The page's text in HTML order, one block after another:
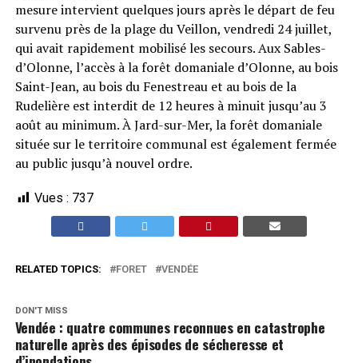
mesure intervient quelques jours après le départ de feu
survenu près de la plage du Veillon, vendredi 24 juillet,
qui avait rapidement mobilisé les secours. Aux Sables-
d’Olonne, l’accès à la forêt domaniale d’Olonne, au bois
Saint-Jean, au bois du Fenestreau et au bois de la
Rudelière est interdit de 12 heures à minuit jusqu’au 3
août au minimum. À Jard-sur-Mer, la forêt domaniale
située sur le territoire communal est également fermée
au public jusqu’à nouvel ordre.
Vues : 737
RELATED TOPICS: FORET VENDÉE
DON'T MISS
Vendée : quatre communes reconnues en catastrophe
naturelle après des épisodes de sécheresse et